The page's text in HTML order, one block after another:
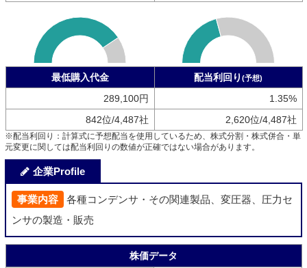
最低購入代金 配当利回り (予想)
289,100円
1.35%
842位/4,487社
2,620位/4,487社
※配当利回り：計算式に予想配当を使用しているため、株式分割・株式併合・単
元変更に関しては配当利回りの数値が正確ではない場合があります。
企業Profile
事業内容
各種コンデンサ・その関連製品、変圧器、圧力セ
ンサの製造・販売
株価データ